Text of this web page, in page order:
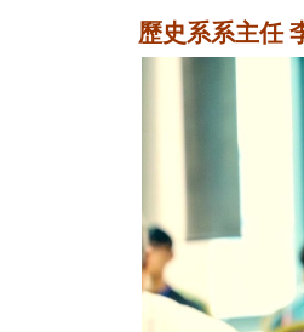
歷史系系主任